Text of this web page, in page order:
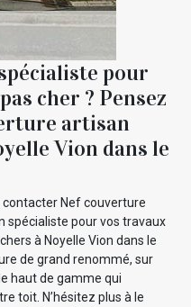
pour
cher ? Pensez
artisan
Vion dans le
Nef couverture
spécialiste pour vos travaux
à Noyelle Vion dans le
de grand renommé, sur
haut de gamme qui
toit. N’hésitez plus à le